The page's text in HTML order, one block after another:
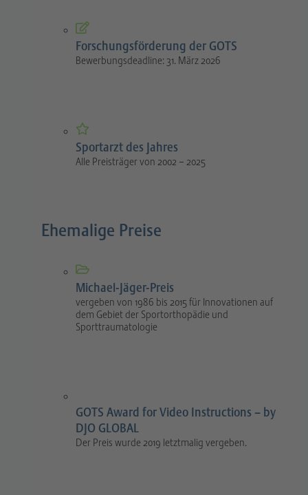
Forschungsförderung der GOTS
Bewerbungsdeadline: 31. März 2026
Sportarzt des Jahres
Alle Preisträger von 2002 – 2025
Ehemalige Preise
Michael-Jäger-Preis
vergeben von 1986 bis 2015 für Innovationen auf
dem Gebiet der Sportorthopädie und
Sporttraumatologie
GOTS Award for Video Instructions – by
DJO GLOBAL
Der Preis wurde 2019 letztmalig vergeben.